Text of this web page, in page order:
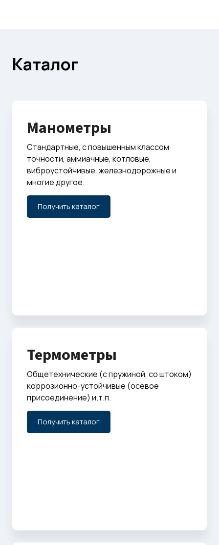
Каталог
Манометры
Стандартные, с повышенным классом
точности, аммиачные, котловые,
виброустойчивые, железнодорожные и
многие другое.
Получить каталог
Термометры
Общетехнические (с пружиной, со штоком)
коррозионно-устойчивые (осевое
присоединение) и.т.п.
Получить каталог